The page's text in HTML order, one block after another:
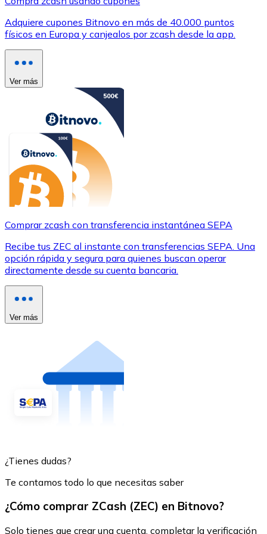
Adquiere cupones Bitnovo en más de 40.000 puntos
físicos en Europa y canjealos por zcash desde la app.
Ver más
Comprar zcash con transferencia instantánea SEPA
Recibe tus ZEC al instante con transferencias SEPA. Una
opción rápida y segura para quienes buscan operar
directamente desde su cuenta bancaria.
Ver más
¿Tienes dudas?
Te contamos todo lo que necesitas saber
¿Cómo comprar ZCash (ZEC) en Bitnovo?
Solo tienes que crear una cuenta, completar la verificación